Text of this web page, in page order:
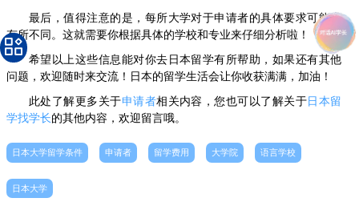
最后，值得注意的是，每所大学对于申请者的具体要求可能会
有所不同。这就需要你根据具体的学校和专业来仔细分析啦！
希望以上这些信息能对你去日本留学有所帮助，如果还有其他
问题，欢迎随时来交流！日本的留学生活会让你收获满满，加油！
此处了解更多关于申请者相关内容，您也可以了解关于 日本留
学找学长的其他内容，欢迎留言哦。
日本大学留学条件 申请者 留学费用 大学院 语言学校
日本大学